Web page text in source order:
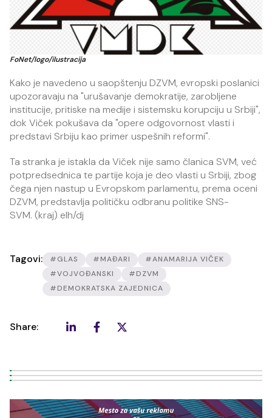
FoNet/logo/ilustracija
Kako je navedeno u saopštenju DZVM, evropski poslanici
upozoravaju na "urušavanje demokratije, zarobljene
institucije, pritiske na medije i sistemsku korupciju u Srbiji",
dok Viček pokušava da "opere odgovornost vlasti i
predstavi Srbiju kao primer uspešnih reformi".
Ta stranka je istakla da Viček nije samo članica SVM, već
potpredsednica te partije koja je deo vlasti u Srbiji, zbog
čega njen nastup u Evropskom parlamentu, prema oceni
DZVM, predstavlja političku odbranu politike SNS-
SVM. (kraj) elh/dj
Tagovi: #GLAS #MAĐARI
#ANAMARIJA VIČEK
#VOJVOĐANSKI
#DZVM
#DEMOKRATSKA ZAJEDNICA
Share: